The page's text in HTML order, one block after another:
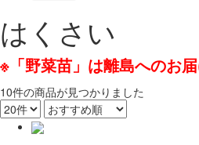
はくさい
※「野菜苗」は離島へのお届
10件の商品が見つかりました